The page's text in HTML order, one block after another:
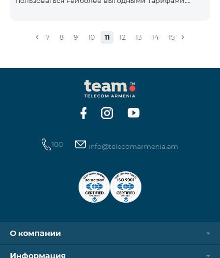
одной минуты локальных звонков - 500 драм,
минуты международных звонков 1700 драм.
Стоимость одного МБ для абонентов постоплатной
системы составит 50 драм, а для предоплатных
абонентов, при первой попытке пользования
7 8 9 10 11 12 13 14 15
100 info@telecomarmenia.am
О компании
Информация